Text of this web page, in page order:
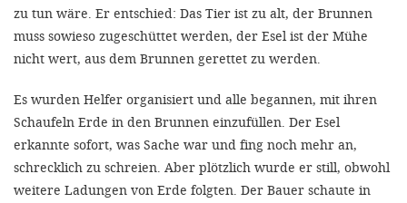
zu tun wäre. Er entschied: Das Tier ist zu alt, der Brunnen
muss sowieso zugeschüttet werden, der Esel ist der Mühe
nicht wert, aus dem Brunnen gerettet zu werden.
Es wurden Helfer organisiert und alle begannen, mit ihren
Schaufeln Erde in den Brunnen einzufüllen. Der Esel
erkannte sofort, was Sache war und fing noch mehr an,
schrecklich zu schreien. Aber plötzlich wurde er still, obwohl
weitere Ladungen von Erde folgten. Der Bauer schaute in
Imprint
DECLINE